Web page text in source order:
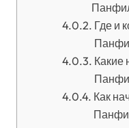
Где и
Какие
Как